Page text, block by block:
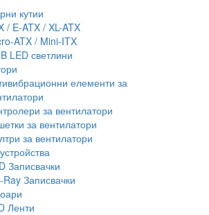
кутии
/ E-ATX / XL-ATX
ATX / Mini-ITX
LED светлини
елементи за
за вентилатори
за вентилатори
за вентилатори
Записвачки
Ray Записвачки
Ленти